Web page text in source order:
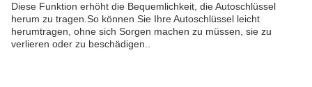
Diese Funktion erhöht die Bequemlichkeit, die Autoschlüssel
herum zu tragen.So können Sie Ihre Autoschlüssel leicht
herumtragen, ohne sich Sorgen machen zu müssen, sie zu
verlieren oder zu beschädigen..